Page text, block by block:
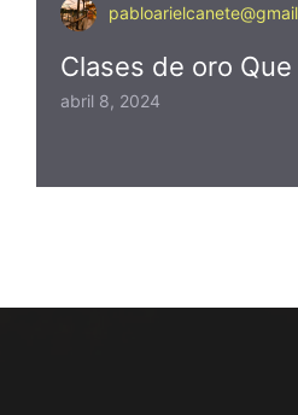
Clases de oro
abril 8, 2024